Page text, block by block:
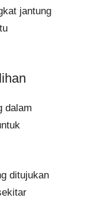
jantung
dalam
ditujukan